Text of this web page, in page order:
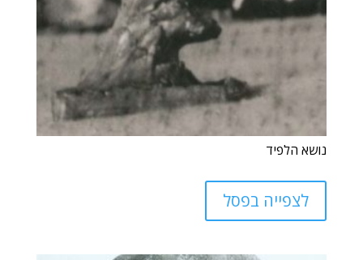
נושא הלפיד
לצפייה בפסל